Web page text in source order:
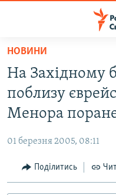
Перейти
основного
матеріалу
Перейти
до
основної
навігації
Перейти
до
РАДІО СВОБОДА – 70
ВСЕ ЗА ДОБУ
СТАТТІ
ЕКОНОМІКА
СУСПІЛЬСТВО
РОСІЙСЬКА
ДОНБАС.РЕАЛІЇ
НОВИНИ
На Західному
поблизу
Менора
01 березня 2005, 08:11
Поділитись